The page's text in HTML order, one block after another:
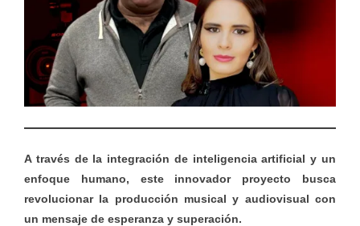
A través de la integración de inteligencia artificial y un
enfoque humano, este innovador proyecto busca
revolucionar la producción musical y audiovisual con
un mensaje de esperanza y superación.